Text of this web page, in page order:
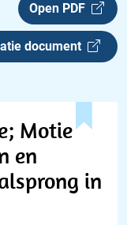
Open PDF
document
Motie
en
in